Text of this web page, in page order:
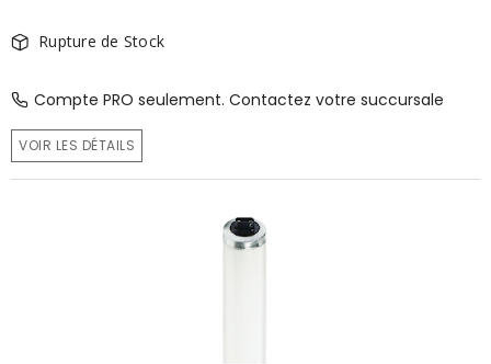
Rupture de Stock
Compte PRO seulement. Contactez votre succursale
VOIR LES DÉTAILS